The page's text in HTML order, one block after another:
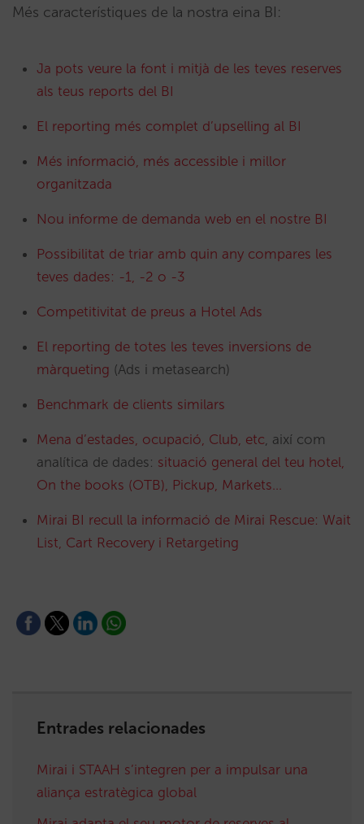
Més característiques de la nostra eina BI:
Ja pots veure la font i mitjà de les teves reserves
als teus reports del BI
El reporting més complet d’upselling al BI
Més informació, més accessible i millor
organitzada
Nou informe de demanda web en el nostre BI
Possibilitat de triar amb quin any compares les
teves dades: -1, -2 o -3
Competitivitat de preus a Hotel Ads
El reporting de totes les teves inversions de
màrqueting (Ads i metasearch)
Benchmark de clients similars
Mena d’estades, ocupació, Club, etc, així com
analítica de dades: situació general del teu hotel,
On the books (OTB), Pickup, Markets…
Mirai BI recull la informació de Mirai Rescue: Wait
List, Cart Recovery i Retargeting
Entrades relacionades
Mirai i STAAH s’integren per a impulsar una
aliança estratègica global